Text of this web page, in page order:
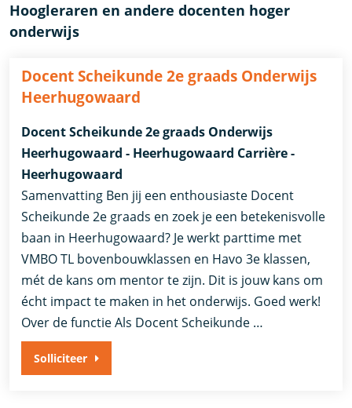
Hoogleraren en andere docenten hoger
onderwijs
Docent Scheikunde 2e graads Onderwijs
Heerhugowaard
Docent Scheikunde 2e graads Onderwijs
Heerhugowaard - Heerhugowaard Carrière -
Heerhugowaard
Samenvatting Ben jij een enthousiaste Docent
Scheikunde 2e graads en zoek je een betekenisvolle
baan in Heerhugowaard? Je werkt parttime met
VMBO TL bovenbouwklassen en Havo 3e klassen,
mét de kans om mentor te zijn. Dit is jouw kans om
écht impact te maken in het onderwijs. Goed werk!
Over de functie Als Docent Scheikunde …
Solliciteer